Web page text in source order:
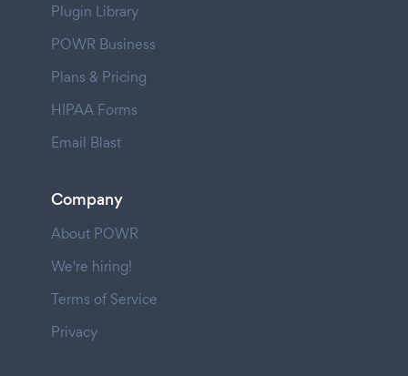
Plugin Library
POWR Business
Plans & Pricing
HIPAA Forms
Email Blast
Company
About POWR
We're hiring!
Terms of Service
Privacy